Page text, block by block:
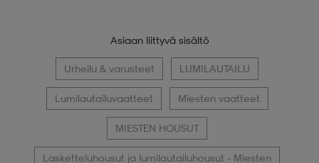
Asiaan liittyvä sisältö
Urheilu & varusteet LUMILAUTAILU
Lumilautailuvaatteet Miesten vaatteet
MIESTEN HOUSUT
Lasketteluhousut ja lumilautailuhousut - Miesten